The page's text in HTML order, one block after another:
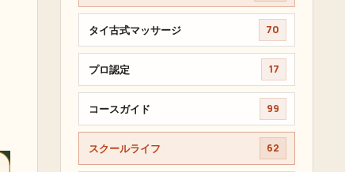
タイ古式マッサージ 70
プロ認定 17
コースガイド 99
スクールライフ 62